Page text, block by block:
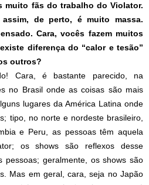
muito fãs do trabalho do Violator.
de perto, é muito massa.
Cara, vocês fazem muitos
diferença do “calor e tesão”
outros?
Cara, é bastante parecido, na
no Brasil onde as coisas são mais
lugares da América Latina onde
tipo, no norte e nordeste brasileiro,
e Peru, as pessoas têm aquela
os shows são reflexos desse
geralmente, os shows são
Mas em geral, cara, seja no Japão